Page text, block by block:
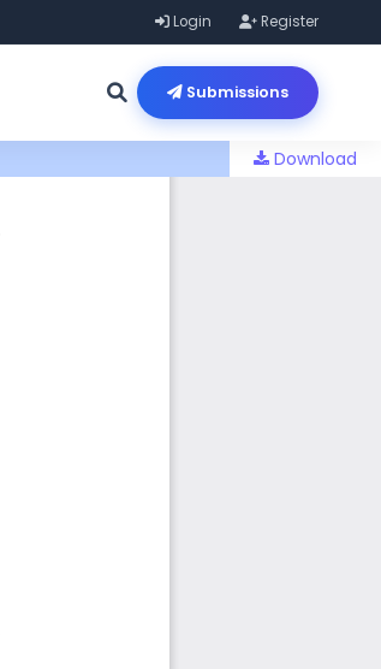
Login Register
Submissions
Download